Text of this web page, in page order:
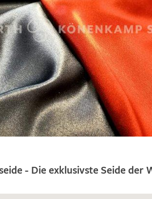
- Die exklusivste Seide der